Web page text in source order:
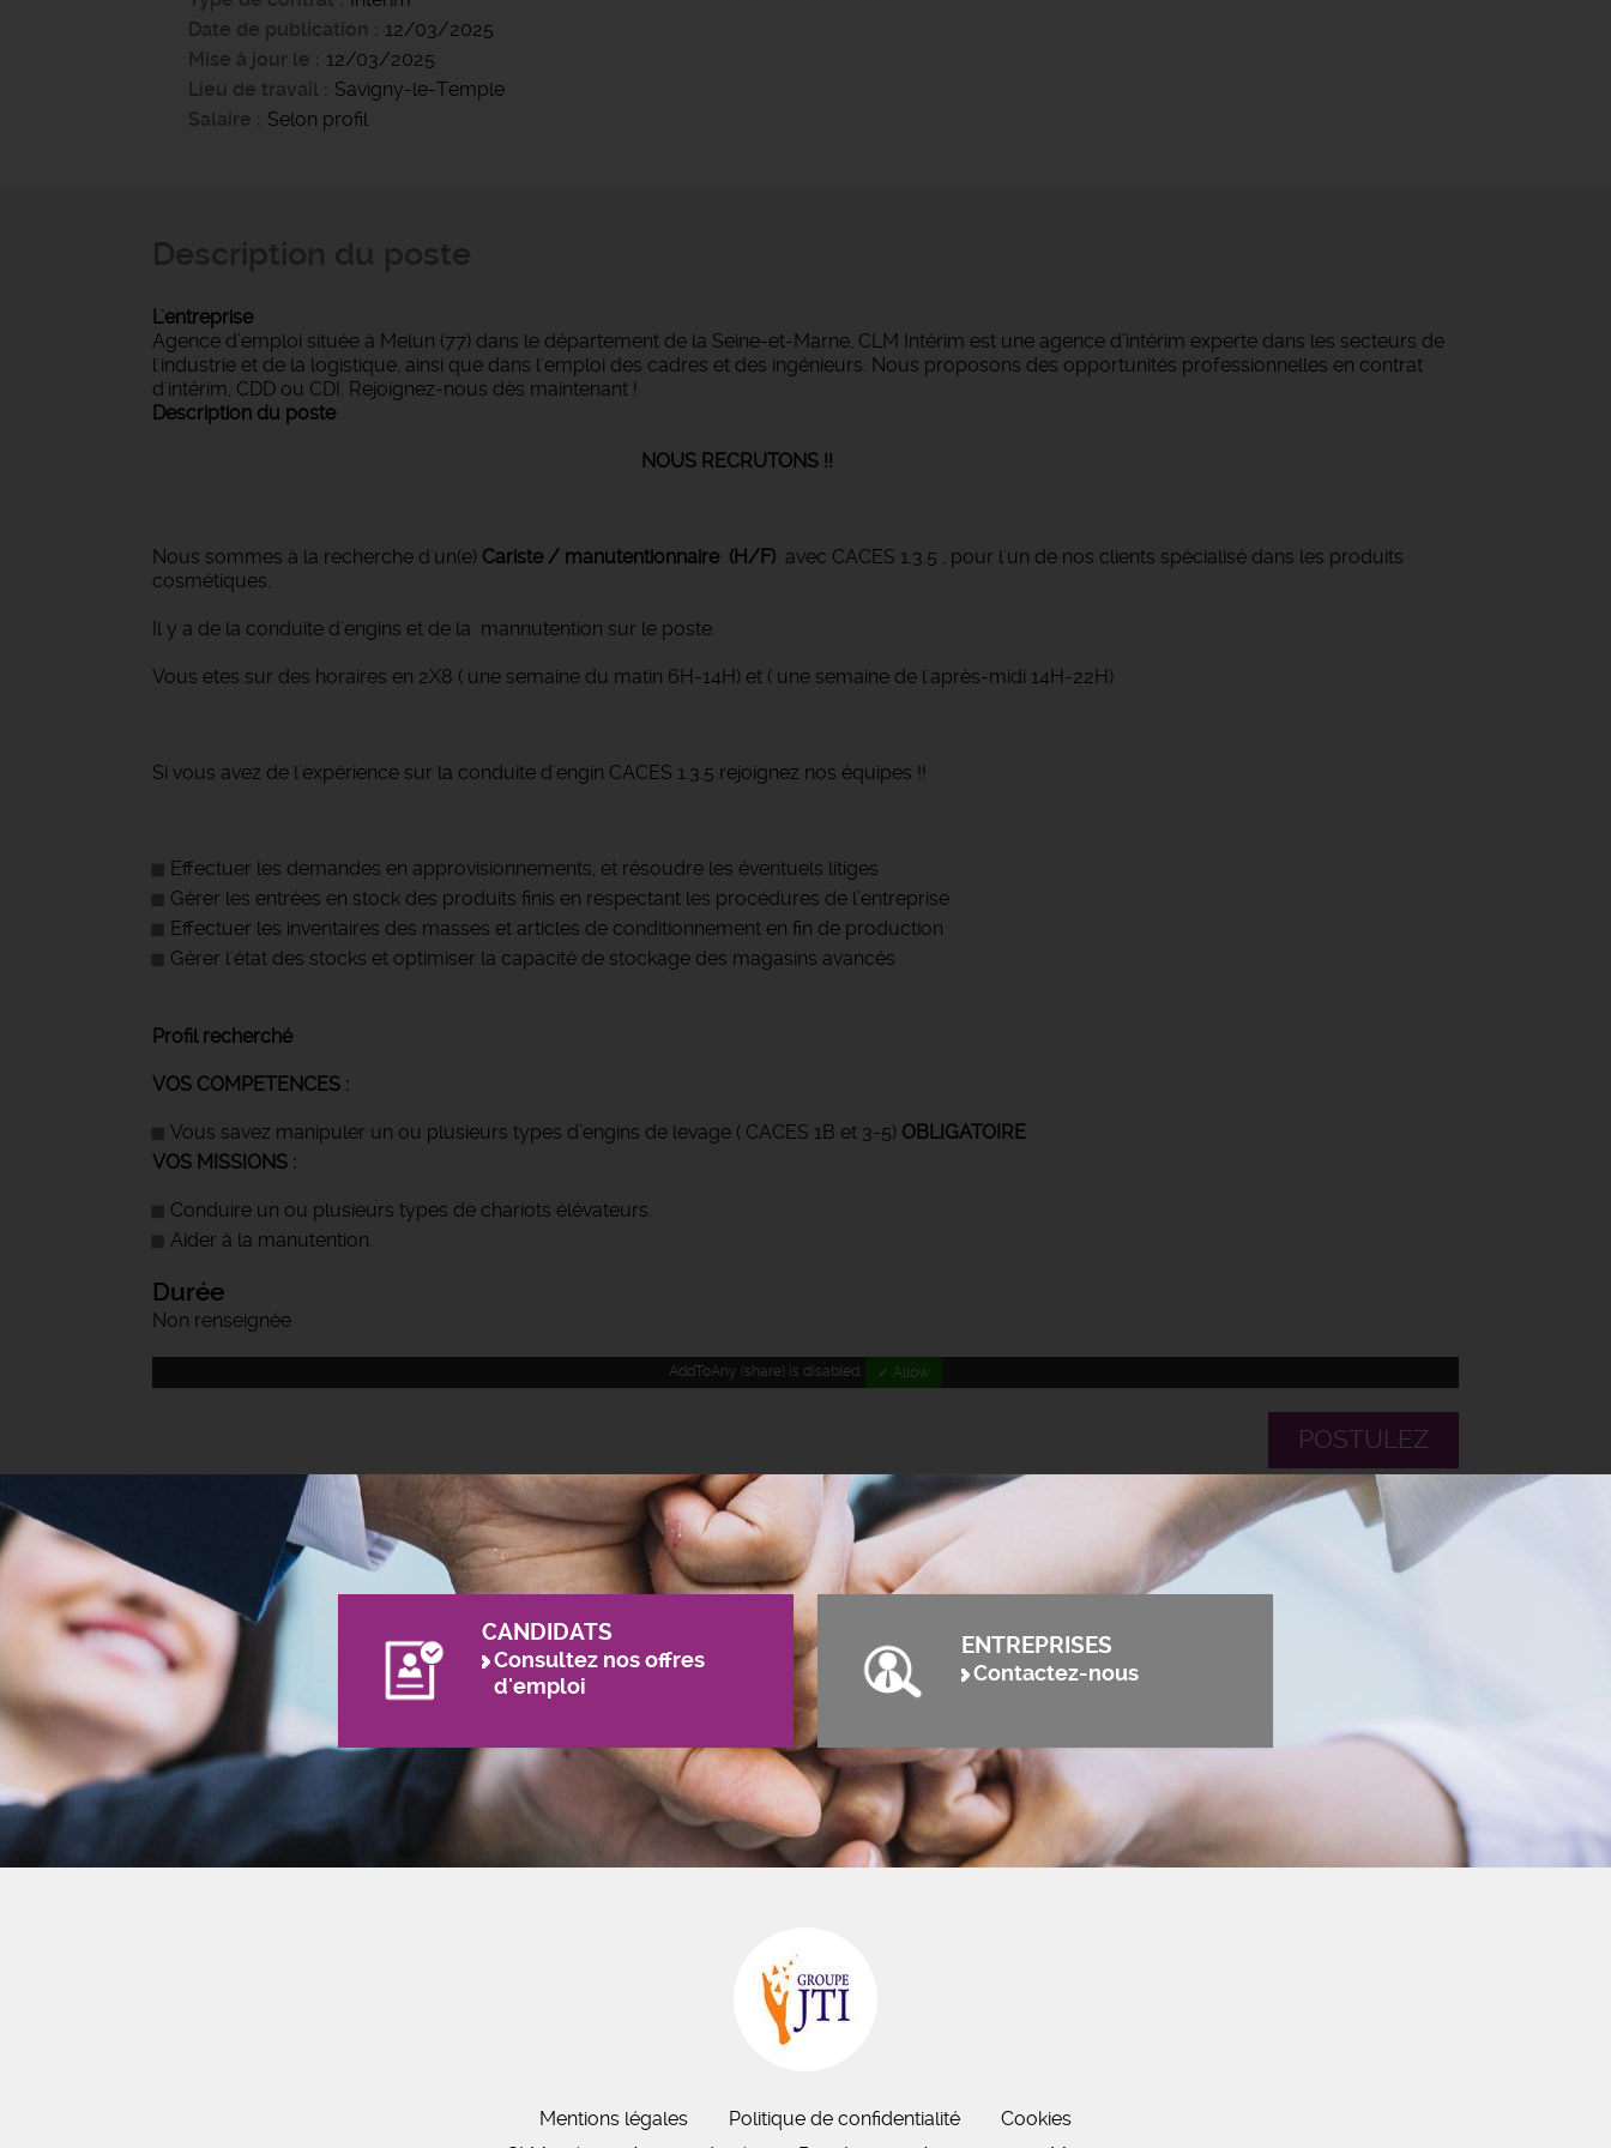
Date de publication
12/03/2025
Mise à jour le
12/03/2025
Lieu de travail
Savigny-le-Temple
Salaire
Selon profil
L'entreprise
Agence d’emploi située à Melun (77) dans le département de la Seine-et-Marne, CLM Intérim est une agence d’intérim experte dans les secteurs de
l'industrie et de la logistique, ainsi que dans l'emploi des cadres et des ingénieurs. Nous proposons des opportunités professionnelles en contrat
d'intérim, CDD ou CDI. Rejoignez-nous dès maintenant !
Description du poste
NOUS RECRUTONS !!
Nous sommes à la recherche d'un(e) Cariste / manutentionnaire (H/F) avec CACES 1.3.5 , pour l'un de nos clients spécialisé dans les produits
cosmétiques.
Il y a de la conduite d'engins et de la mannutention sur le poste.
Vous etes sur des horaires en 2X8 ( une semaine du matin 6H-14H) et ( une semaine de l'après-midi 14H-22H)
Si vous avez de l'expérience sur la conduite d'engin CACES 1.3.5 rejoignez nos équipes !!
Effectuer les demandes en approvisionnements, et résoudre les éventuels litiges
Gérer les entrées en stock des produits finis en respectant les procédures de l’entreprise
Effectuer les inventaires des masses et articles de conditionnement en fin de production
Gérer l'état des stocks et optimiser la capacité de stockage des magasins avancés
Profil recherché
VOS COMPETENCES :
Vous savez manipuler un ou plusieurs types d’engins de levage ( CACES 1B et 3-5) OBLIGATOIRE
VOS MISSIONS :
Conduire un ou plusieurs types de chariots élévateurs.
Aider à la manutention.
Durée
Non renseignée
AddToAny (share) is disabled. ✓ Allow
POSTULEZ
CANDIDATS
Consultez nos offres
d'emploi
ENTREPRISES
Contactez-nous
Mentions légales Politique de confidentialité
Cookies